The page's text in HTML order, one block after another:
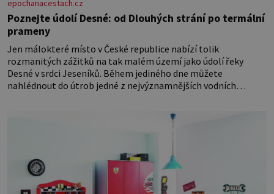
epochanacestach.cz
Poznejte údolí Desné: od Dlouhých strání po termální
prameny
Jen málokteré místo v České republice nabízí tolik
rozmanitých zážitků na tak malém území jako údolí řeky
Desné v srdci Jeseníků. Během jediného dne můžete
nahlédnout do útrob jedné z nejvýznamnějších vodních